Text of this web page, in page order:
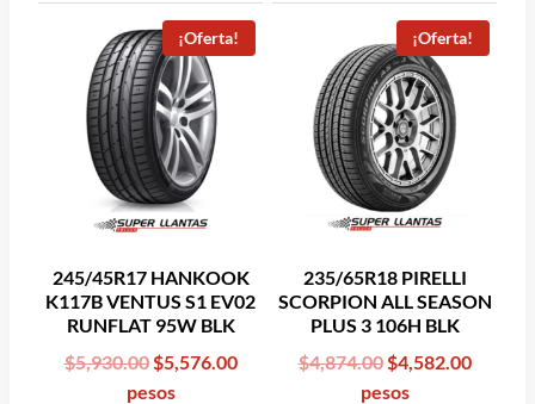
¡Oferta!
245/45R17 HANKOOK
K117B VENTUS S1 EV02
RUNFLAT 95W BLK
$5,930.00 Original
price
$5,576.00Current
pesos
¡Oferta!
235/65R18 PIRELLI
SCORPION ALL SEASON
PLUS 3 106H BLK
$4,874.00 Original
price
$4,582.00
pesos